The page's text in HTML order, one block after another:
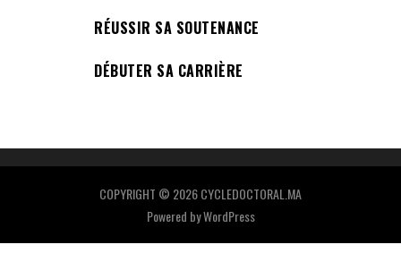
RÉUSSIR SA SOUTENANCE
DÉBUTER SA CARRIÈRE
COPYRIGHT © 2026 CYCLEDOCTORAL.MA
Powered byWordPress